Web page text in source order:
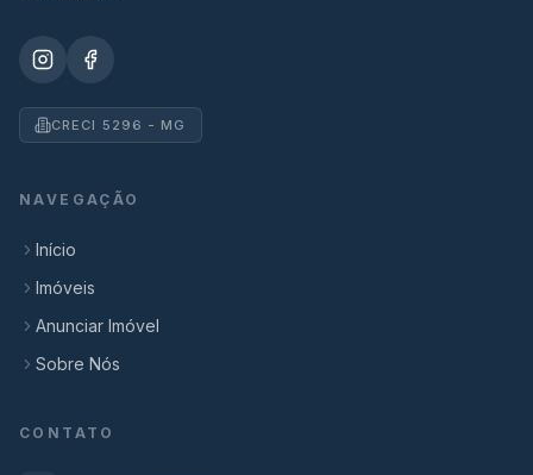
CRECI 5296 - MG
NAVEGAÇÃO
Início
Imóveis
Anunciar Imóvel
Sobre Nós
CONTATO